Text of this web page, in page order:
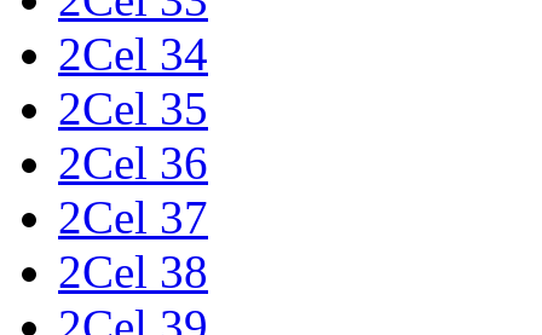
2Cel 34
2Cel 35
2Cel 36
2Cel 37
2Cel 38